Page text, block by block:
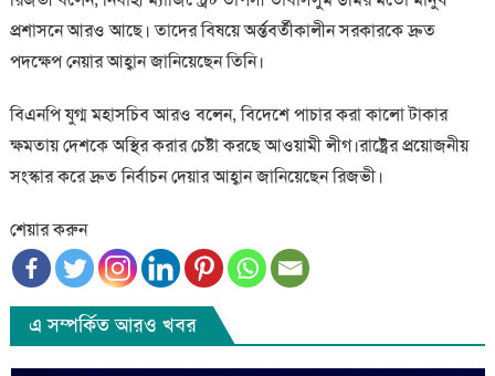
প্রশাসনে আরও আছে। তাদের বিষয়ে অর্ন্তবর্তীকালীন সরকারকে দ্রুত
পদক্ষেপ নেয়ার আহ্বান জানিয়েছেন তিনি।
বিএনপি যুগ্ম মহাসচিব আরও বলেন, বিদেশে পাচার করা কালো টাকার
ক্ষমতায় দেশকে অস্থির করার চেষ্টা করছে আওয়ামী লীগ।রাষ্ট্রের প্রয়োজনীয়
সংস্কার করে দ্রুত নির্বাচন দেয়ার আহ্বান জানিয়েছেন রিজভী।
শেয়ার করুন
এ সম্পর্কিত আরও খবর